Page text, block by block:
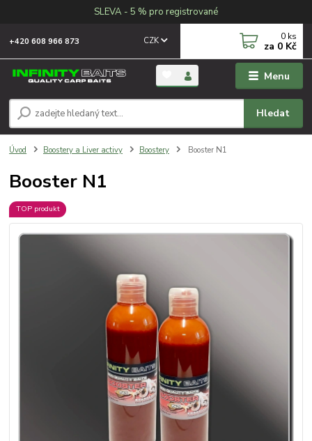
SLEVA - 5 % pro registrované
Menu
CZK
Hledat
+420 608 966 873 0 ks
za 0 Kč
Úvod Boostery a Liver activy Boostery Booster N1
Booster N1
TOP produkt